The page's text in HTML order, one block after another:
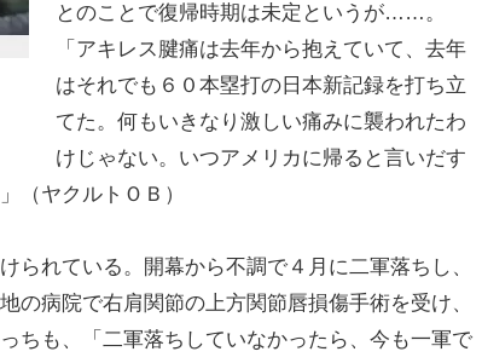
とのことで復帰時期は未定というが……。
「アキレス腱痛は去年から抱えていて、去年
はそれでも６０本塁打の日本新記録を打ち立
てた。何もいきなり激しい痛みに襲われたわ
けじゃない。いつアメリカに帰ると言いだす
（ヤクルトＯＢ）
れている。開幕から不調で４月に二軍落ちし、
の病院で右肩関節の上方関節唇損傷手術を受け、
ちも、「二軍落ちしていなかったら、今も一軍で